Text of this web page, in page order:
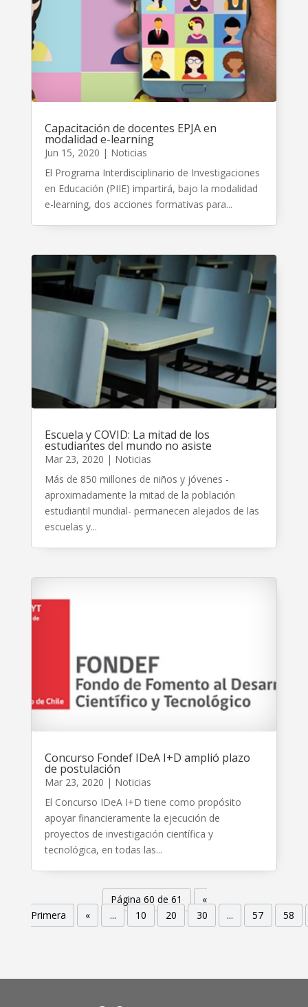
Capacitación de docentes EPJA en
modalidad e-learning
Jun 15, 2020 | Noticias
El Programa Interdisciplinario de Investigaciones
en Educación (PIIE) impartirá, bajo la modalidad
e-learning, dos acciones formativas para...
Escuela y COVID: La mitad de los
estudiantes del mundo no asiste
Mar 23, 2020 | Noticias
Más de 850 millones de niños y jóvenes -
aproximadamente la mitad de la población
estudiantil mundial- permanecen alejados de las
escuelas y...
Concurso Fondef IDeA I+D amplió plazo
de postulación
Mar 23, 2020 | Noticias
El Concurso IDeA I+D tiene como propósito
apoyar financieramente la ejecución de
proyectos de investigación científica y
tecnológica, en todas las...
Página 60 de 61
«
Primera
« ... 10 20 30 ... 57 58